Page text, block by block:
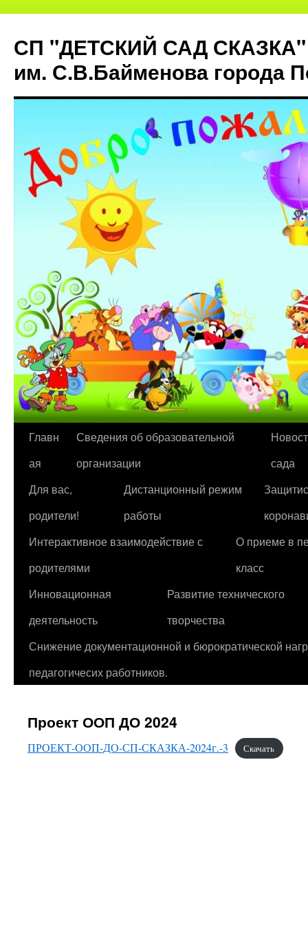
СП "ДЕТСКИЙ САД СКАЗКА"
им. С.В.Байменова города
Перейти
содержимому
Главн
ая
Сведения об образовательной
организации
сада
Для вас,
родители!
Дистанционный режим
работы
Интерактивное взаимодействие с
родителями
О приеме в
класс
Инновационная
деятельность
Развитие технического
творчества
Снижение документационной и бюрократической
педагогичесих работников.
Проект ООП ДО 2024
ПРОЕКТ-ООП-ДО-СП-СКАЗКА-2024г.-3 Скачать